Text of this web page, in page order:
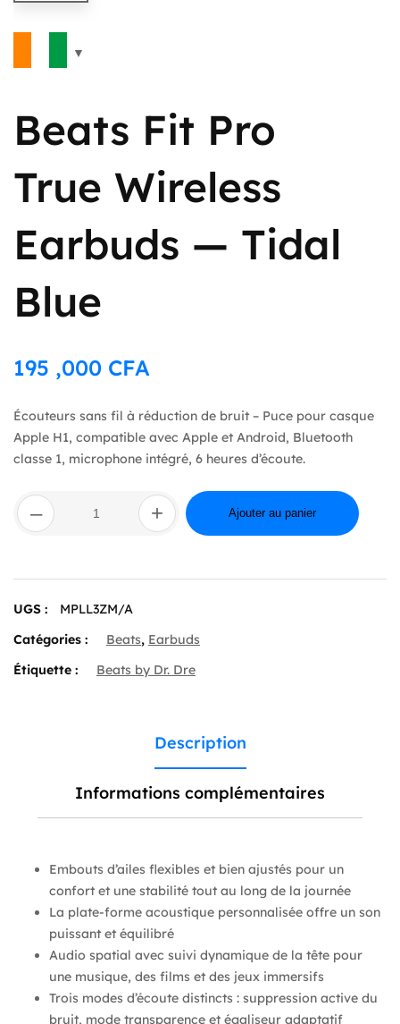
Beats Fit Pro
True Wireless
Earbuds — Tidal
Blue
195 ,000 CFA
Écouteurs sans fil à réduction de bruit – Puce pour casque
Apple H1, compatible avec Apple et Android, Bluetooth
classe 1, microphone intégré, 6 heures d’écoute.
–
quantité
de
Beats
True Wireless
—
Blue
+ Ajouter au panier
UGS :
MPLL3ZM/A
Catégories :
Beats, Earbuds
Étiquette :
Beats by Dr. Dre
Description
Informations complémentaires
Embouts d’ailes flexibles et bien ajustés pour un
confort et une stabilité tout au long de la journée
La plate-forme acoustique personnalisée offre un son
puissant et équilibré
Audio spatial avec suivi dynamique de la tête pour
une musique, des films et des jeux immersifs
Trois modes d’écoute distincts : suppression active du
bruit, mode transparence et égaliseur adaptatif